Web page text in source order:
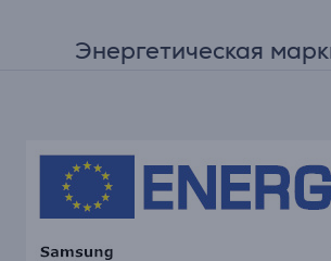
Энергетическая